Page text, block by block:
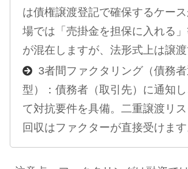
は債権譲渡登記で確保するケー
場では「売掛金を担保に入れる
が混在しますが、法形式上は譲渡
3者間ファクタリング（債務
型）：債務者（取引先）に通知
て対抗要件を具備。二重譲渡リス
回収はファクターが直接受けます